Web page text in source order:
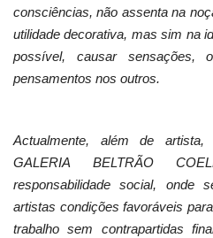
consciências, não assenta na
utilidade decorativa, mas sim na
possível, causar sensações,
pensamentos nos outros.
Actualmente, além de
GALERIA BELTRÃO
responsabilidade social, onde
artistas condições favoráveis
trabalho sem contrapartidas